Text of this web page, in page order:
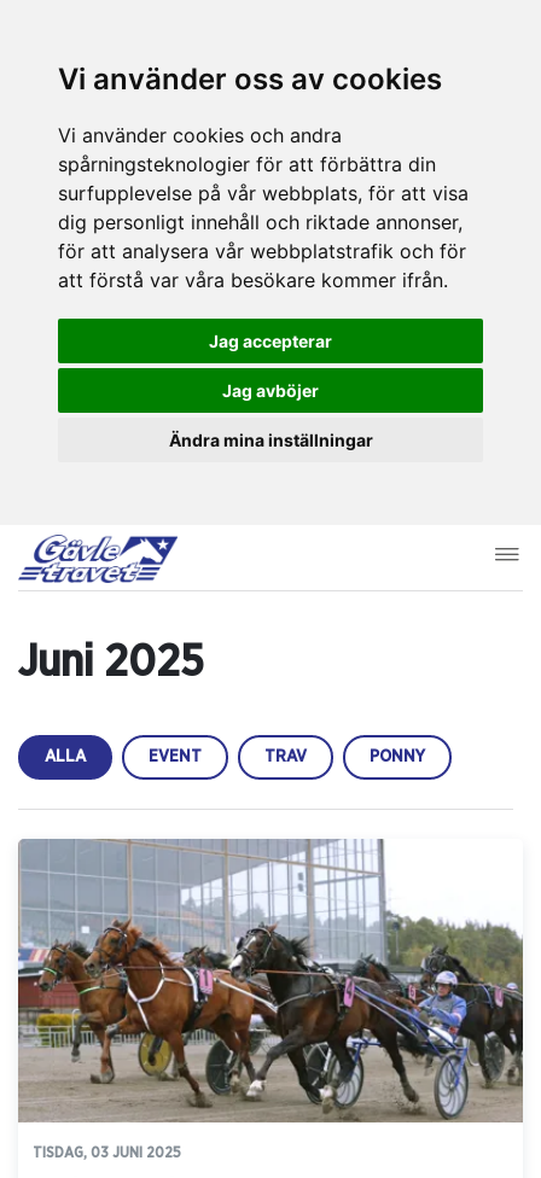
Vi använder oss av cookies
Vi använder cookies och andra
spårningsteknologier för att förbättra din
surfupplevelse på vår webbplats, för att visa
dig personligt innehåll och riktade annonser,
för att analysera vår webbplatstrafik och för
att förstå var våra besökare kommer ifrån.
Jag accepterar
Jag avböjer
Ändra mina inställningar
Juni 2025
ALLA EVENT TRAV PONNY
TISDAG, 03 JUNI 2025